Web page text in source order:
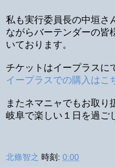
私も実行委員長の中垣さ
ながらバーテンダーの皆
いております。
チケットはイープラスに
イープラスでの購入はこ
またネマニャでもお取り
岐阜で楽しい１日を過ご
北條智之 時刻: 0:00